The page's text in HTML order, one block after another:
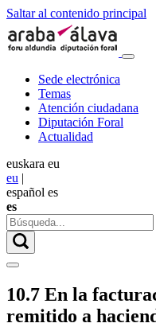
Saltar al contenido principal
Sede electrónica
Temas
Atención ciudadana
Diputación Foral
Actualidad
euskara eu
eu |
español es
es
10.7 En la
remitido a